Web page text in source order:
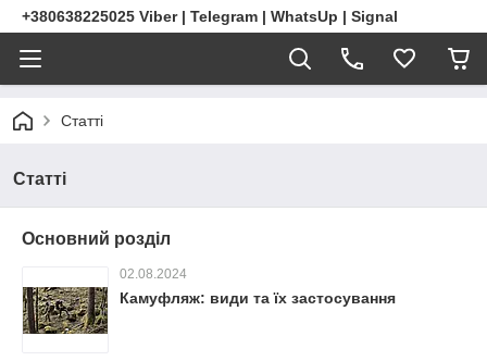
+380638225025 Viber | Telegram | WhatsUp | Signal
Статті
Статті
Основний розділ
02.08.2024
Камуфляж: види та їх застосування